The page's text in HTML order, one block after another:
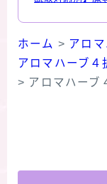
ホーム > アロ
アロマハーブ
> アロマハーブ